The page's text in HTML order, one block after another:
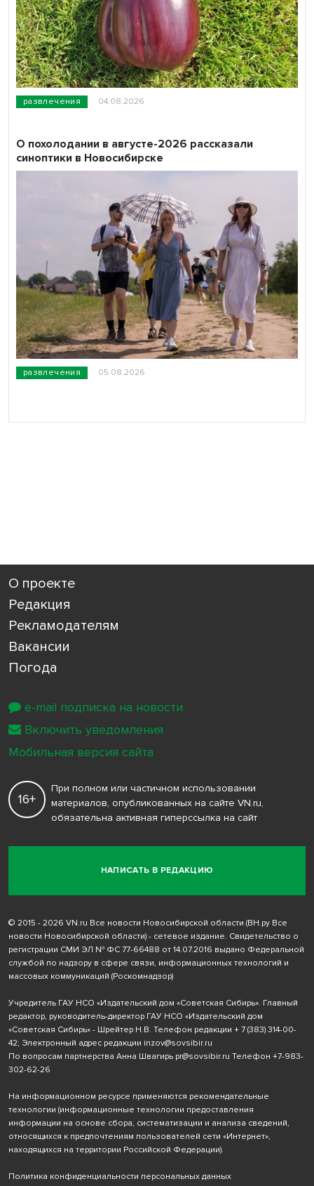
развлечения 04.08.2026
развлечения 05.08.2026
О похолодании в августе-2026 рассказали
синоптики в Новосибирске
О проекте
Редакция
Рекламодателям
Вакансии
Погода
НАПИСАТЬ В РЕДАКЦИЮ
16+
При полном или частичном использовании
материалов, опубликованных на сайте VN.ru,
обязательна активная гиперссылка на сайт
© 2015 - 2026 VN.ru Все новости Новосибирской области (ВН.ру Все
новости Новосибирской области) - сетевое издание. Свидетельство о
регистрации СМИ ЭЛ № ФС 77-66488 от 14.07.2016 выдано Федеральной
службой по надзору в сфере связи, информационных технологий и
массовых коммуникаций (Роскомнадзор)
Учредитель ГАУ НСО «Издательский дом «Советская Сибирь». Главный
редактор, руководитель-директор ГАУ НСО «Издательский дом
«Советская Сибирь» - Шрейтер Н.В. Телефон редакции + 7 (383) 314-00-
42; Электронный адрес редакции inzov@sovsibir.ru
По вопросам партнерства Анна Швагирь pr@sovsibir.ru Телефон +7-983-
302-62-26
На информационном ресурсе применяются рекомендательные
технологии (информационные технологии предоставления
информации на основе сбора, систематизации и анализа сведений,
относящихся к предпочтениям пользователей сети «Интернет»,
находящихся на территории Российской Федерации).
Политика конфиденциальности персональных данных
e-mail подписка на новости
Включить уведомления
Мобильная версия сайта